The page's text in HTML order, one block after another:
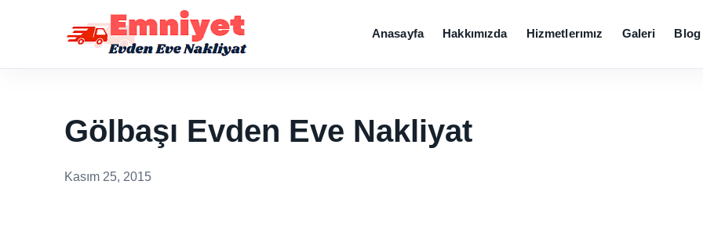
Anasayfa Hakkımızda Hizmetlerımız Galeri Blog
Gölbaşı Evden Eve Nakliyat
Kasım 25, 2015